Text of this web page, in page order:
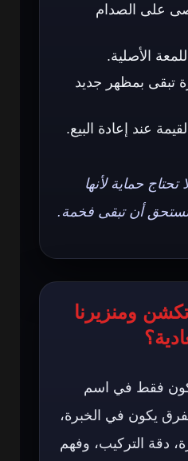
على الصدام
الأصلية.
تبقى بمظهر جديد
عند إعادة البيع.
تحتاج حماية لأنها
تستحق أن تبقى فخمة.
ومنزيرنا
يكون فقط في اسم
يكون في الخبرة،
دقة التركيب، وفهم